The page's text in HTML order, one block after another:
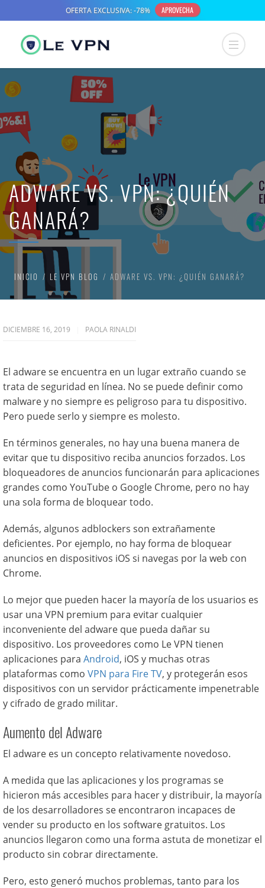
ADWARE VS. VPN: ¿QUIÉN
GANARÁ?
INICIO LE VPN BLOG ADWARE VS. VPN: ¿QUIÉN GANARÁ?
DICIEMBRE 16, 2019 PAOLA RINALDI
El adware se encuentra en un lugar extraño cuando se
trata de seguridad en línea. No se puede definir como
malware y no siempre es peligroso para tu dispositivo.
Pero puede serlo y siempre es molesto.
En términos generales, no hay una buena manera de
evitar que tu dispositivo reciba anuncios forzados. Los
bloqueadores de anuncios funcionarán para aplicaciones
grandes como YouTube o Google Chrome, pero no hay
una sola forma de bloquear todo.
Además, algunos adblockers son extrañamente
deficientes. Por ejemplo, no hay forma de bloquear
anuncios en dispositivos iOS si navegas por la web con
Chrome.
Lo mejor que pueden hacer la mayoría de los usuarios es
usar una VPN premium para evitar cualquier
inconveniente del adware que pueda dañar su
dispositivo. Los proveedores como Le VPN tienen
aplicaciones para Android, iOS y muchas otras
plataformas como VPN para Fire TV, y protegerán esos
dispositivos con un servidor prácticamente impenetrable
y cifrado de grado militar.
Aumento del Adware
El adware es un concepto relativamente novedoso.
A medida que las aplicaciones y los programas se
hicieron más accesibles para hacer y distribuir, la mayoría
de los desarrolladores se encontraron incapaces de
vender su producto en los software gratuitos. Los
anuncios llegaron como una forma astuta de monetizar el
producto sin cobrar directamente.
Pero, esto generó muchos problemas, tanto para los